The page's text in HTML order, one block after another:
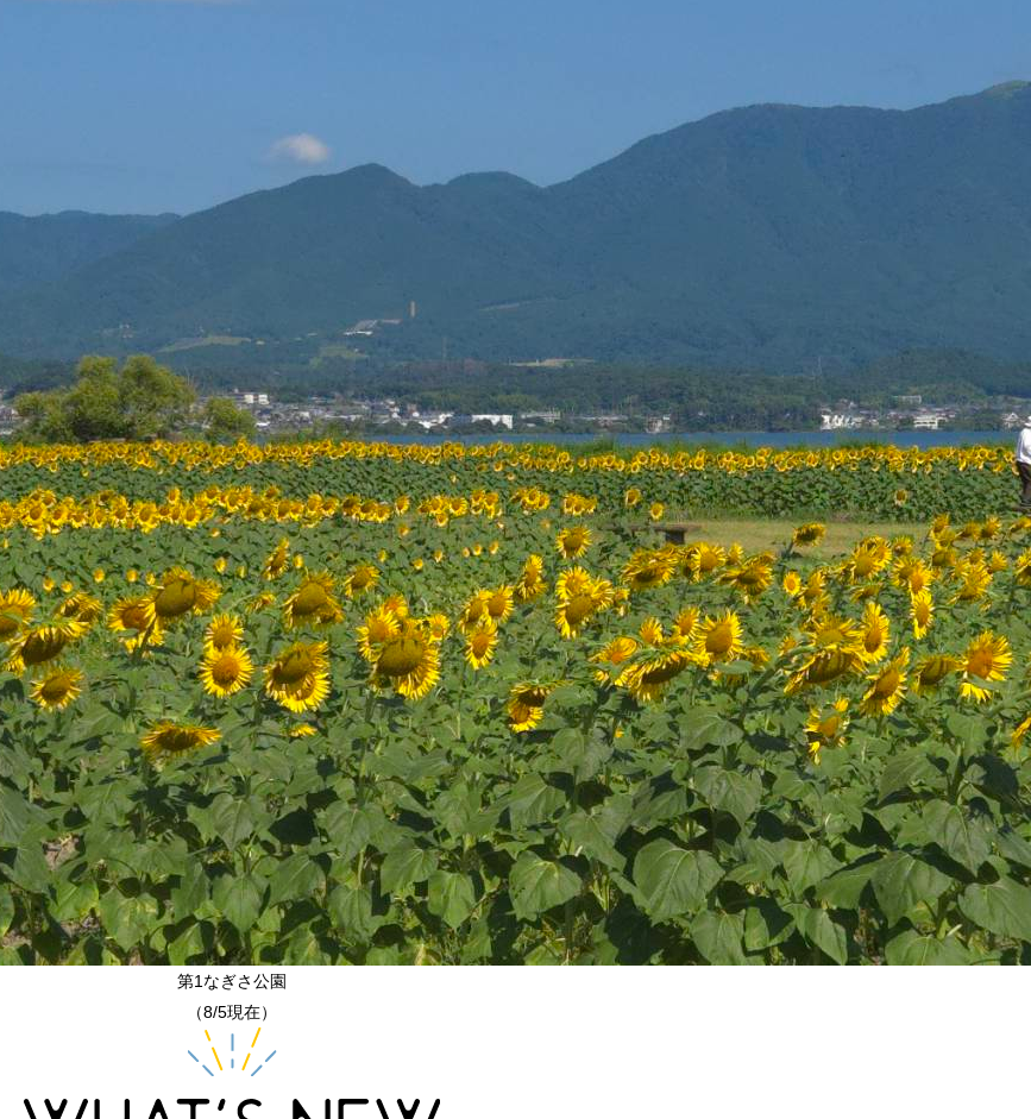
第1なぎさ公園
（8/5現在）